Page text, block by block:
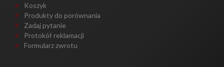
Koszyk
Produkty do porównania
Zadaj pytanie
Protokół reklamacji
Formularz zwrotu